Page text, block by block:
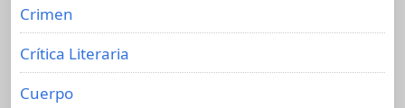
Crimen
Crítica Literaria
Cuerpo